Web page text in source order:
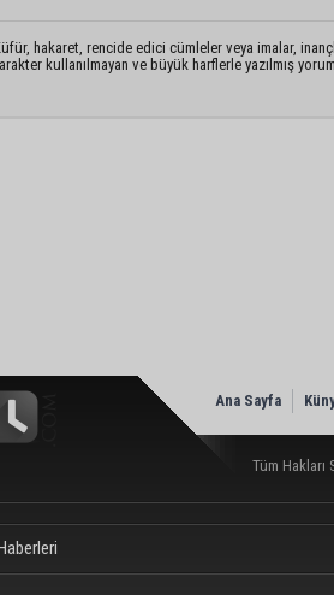
hakaret, rencide edici cümleler veya imalar,
kullanılmayan ve büyük harflerle yazılmış
Ana Sayfa
Tüm Hakları